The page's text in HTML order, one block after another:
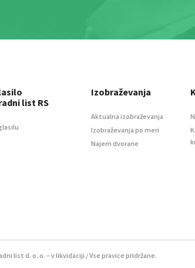
list RS
Izobraževanja
Aktualna izobraževanja
Izobraževanja po meri
Najem dvorane
list d. o. o. – v likvidaciji / Vse pravice pridržane.